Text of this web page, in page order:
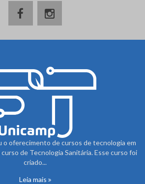
o oferecimento de cursos de tecnologia em
de Tecnologia Sanitária. Esse curso foi
criado...
Leia mais